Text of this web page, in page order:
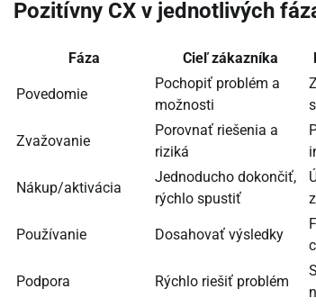
Pozitívny CX v jednotlivých
Fáza Cieľ zákazníka
Povedomie
Pochopiť problém a
možnosti
Zvažovanie
Porovnať riešenia a
riziká
Nákup/aktivácia
Jednoducho dokončiť,
rýchlo spustiť
Používanie Dosahovať výsledky
Podpora Rýchlo riešiť problém